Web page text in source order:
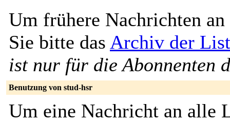
Um frühere Nachrichten an
Sie bitte das Archiv der
ist nur für die Abonnenten
Benutzung von stud-hsr
Um eine Nachricht an alle